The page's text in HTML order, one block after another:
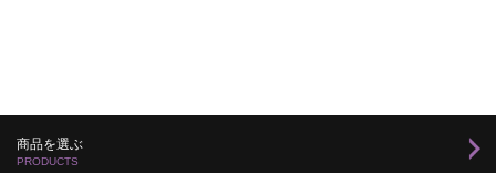
商品を選ぶ
PRODUCTS